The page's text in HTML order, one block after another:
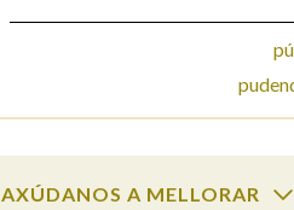
Marcas gramaticais
AXÚDANOS A MELLORAR